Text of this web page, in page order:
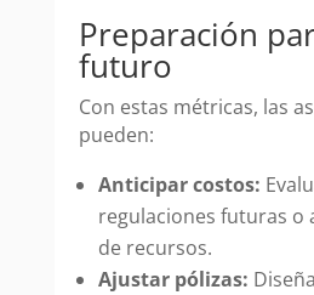
Preparación
futuro
Con estas métricas, las
pueden:
Anticipar costos:
regulaciones futuras o
de recursos.
Ajustar pólizas: